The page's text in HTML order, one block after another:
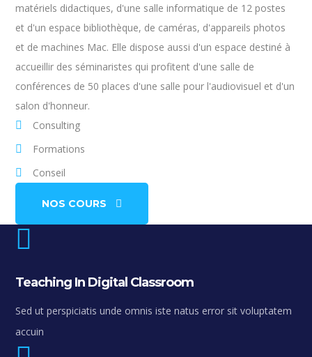
matériels didactiques, d'une salle informatique de 12 postes
et d'un espace bibliothèque, de caméras, d'appareils photos
et de machines Mac. Elle dispose aussi d'un espace destiné à
accueillir des séminaristes qui profitent d'une salle de
conférences de 50 places d'une salle pour l'audiovisuel et d'un
salon d'honneur.
Consulting
Formations
Conseil
NOS COURS
Teaching In Digital Classroom
Sed ut perspiciatis unde omnis iste natus error sit voluptatem
accuin